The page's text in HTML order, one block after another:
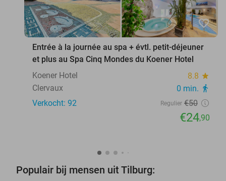
favorite_border
Entrée à la journée au spa + évtl. petit-déjeuner
et plus au Spa Cinq Mondes du Koener Hotel
Koener Hotel
8.8 star
Clervaux 0 min. directions_walk
Verkocht: 92 Regulier €50
€24,90
Populair bij mensen uit Tilburg: